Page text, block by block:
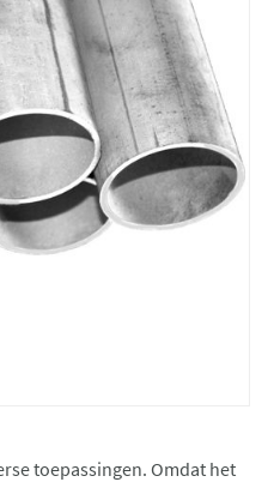
toepassingen. Omdat het